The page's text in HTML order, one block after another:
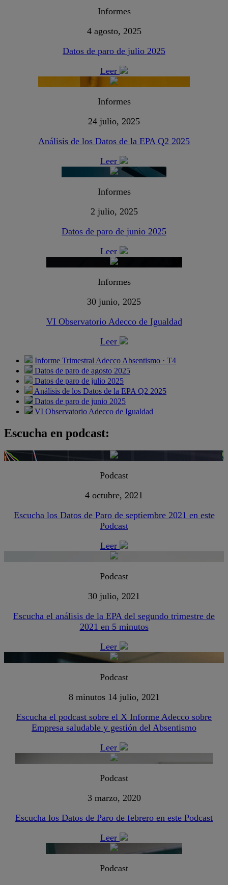
Informes
4 agosto, 2025
Datos de paro de julio 2025
Leer
Informes
24 julio, 2025
Análisis de los Datos de la EPA Q2 2025
Leer
Informes
2 julio, 2025
Datos de paro de junio 2025
Leer
Informes
30 junio, 2025
VI Observatorio Adecco de Igualdad
Leer
Informe Trimestral Adecco Absentismo · T4
Datos de paro de agosto 2025
Datos de paro de julio 2025
Análisis de los Datos de la EPA Q2 2025
Datos de paro de junio 2025
VI Observatorio Adecco de Igualdad
Escucha en podcast:
Podcast
4 octubre, 2021
Escucha los Datos de Paro de septiembre 2021 en este
Podcast
Leer
Podcast
30 julio, 2021
Escucha el análisis de la EPA del segundo trimestre de
2021 en 5 minutos
Leer
Podcast
8 minutos 14 julio, 2021
Escucha el podcast sobre el X Informe Adecco sobre
Empresa saludable y gestión del Absentismo
Leer
Podcast
3 marzo, 2020
Escucha los Datos de Paro de febrero en este Podcast
Leer
Podcast